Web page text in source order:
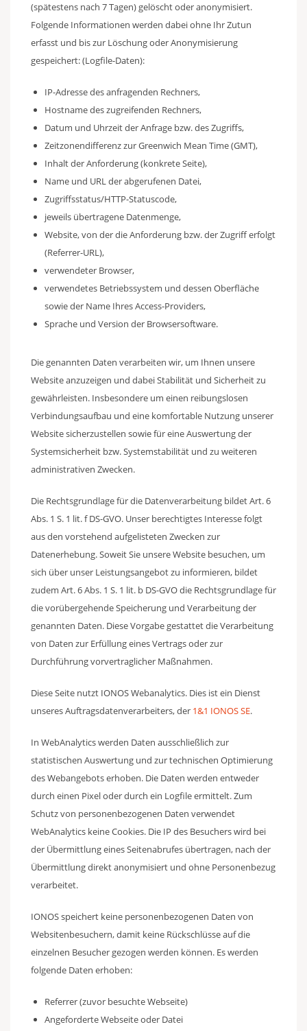
(spätestens nach 7 Tagen) gelöscht oder anonymisiert.
Folgende Informationen werden dabei ohne Ihr Zutun
erfasst und bis zur Löschung oder Anonymisierung
gespeichert: (Logfile-Daten):
IP-Adresse des anfragenden Rechners,
Hostname des zugreifenden Rechners,
Datum und Uhrzeit der Anfrage bzw. des Zugriffs,
Zeitzonendifferenz zur Greenwich Mean Time (GMT),
Inhalt der Anforderung (konkrete Seite),
Name und URL der abgerufenen Datei,
Zugriffsstatus/HTTP-Statuscode,
jeweils übertragene Datenmenge,
Website, von der die Anforderung bzw. der Zugriff erfolgt
(Referrer-URL),
verwendeter Browser,
verwendetes Betriebssystem und dessen Oberfläche
sowie der Name Ihres Access-Providers,
Sprache und Version der Browsersoftware.
Die genannten Daten verarbeiten wir, um Ihnen unsere
Website anzuzeigen und dabei Stabilität und Sicherheit zu
gewährleisten. Insbesondere um einen reibungslosen
Verbindungsaufbau und eine komfortable Nutzung unserer
Website sicherzustellen sowie für eine Auswertung der
Systemsicherheit bzw. Systemstabilität und zu weiteren
administrativen Zwecken.
Die Rechtsgrundlage für die Datenverarbeitung bildet Art. 6
Abs. 1 S. 1 lit. f DS-GVO. Unser berechtigtes Interesse folgt
aus den vorstehend aufgelisteten Zwecken zur
Datenerhebung. Soweit Sie unsere Website besuchen, um
sich über unser Leistungsangebot zu informieren, bildet
zudem Art. 6 Abs. 1 S. 1 lit. b DS-GVO die Rechtsgrundlage für
die vorübergehende Speicherung und Verarbeitung der
genannten Daten. Diese Vorgabe gestattet die Verarbeitung
von Daten zur Erfüllung eines Vertrags oder zur
Durchführung vorvertraglicher Maßnahmen.
Diese Seite nutzt IONOS Webanalytics. Dies ist ein Dienst
unseres Auftragsdatenverarbeiters, der 1&1 IONOS SE.
In WebAnalytics werden Daten ausschließlich zur
statistischen Auswertung und zur technischen Optimierung
des Webangebots erhoben. Die Daten werden entweder
durch einen Pixel oder durch ein Logfile ermittelt. Zum
Schutz von personenbezogenen Daten verwendet
WebAnalytics keine Cookies. Die IP des Besuchers wird bei
der Übermittlung eines Seitenabrufes übertragen, nach der
Übermittlung direkt anonymisiert und ohne Personenbezug
verarbeitet.
IONOS speichert keine personenbezogenen Daten von
Websitenbesuchern, damit keine Rückschlüsse auf die
einzelnen Besucher gezogen werden können. Es werden
folgende Daten erhoben:
Referrer (zuvor besuchte Webseite)
Angeforderte Webseite oder Datei